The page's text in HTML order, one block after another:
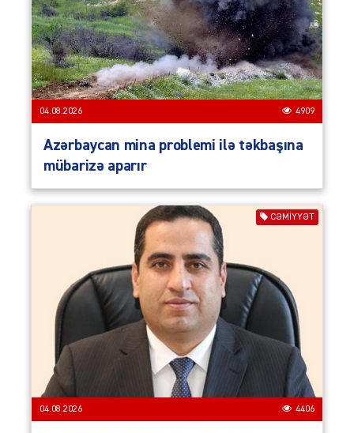
04.08.2026 4909
Azərbaycan mina problemi ilə təkbaşına
mübarizə aparır
CƏMIYYƏT
04.08.2026 4406